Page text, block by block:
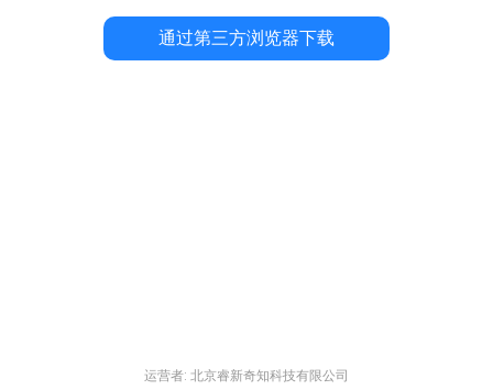
通过第三方浏览器下载
运营者: 北京睿新奇知科技有限公司